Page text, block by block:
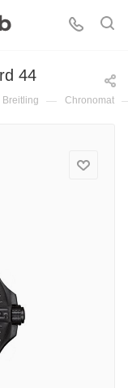
44
Breitling — Chronomat